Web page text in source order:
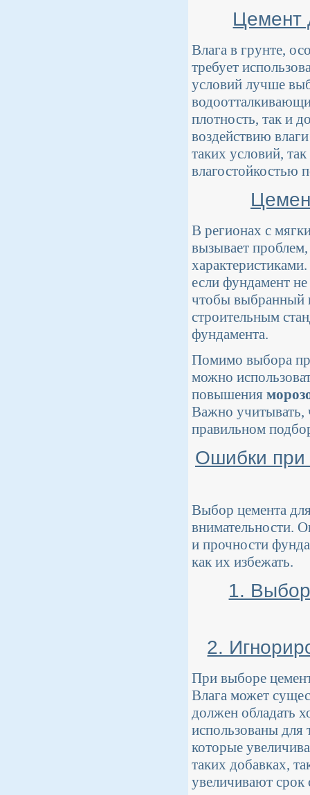
Цемент
Влага в грунте,
требует
условий лучше
плотность, так и
воздействию
таких условий,
влагостойкостью
В регионах с
вызывает
если фундамент
чтобы выбранный
строительным
фундамента.
Помимо выбора
можно
повышения
Важно учитывать,
правильном
Ошибки при
Выбор цемента
внимательности.
и прочности
как их избежать.
1.
2.
При выборе
Влага может
должен обладать
использованы для
которые
таких добавках,
увеличивают